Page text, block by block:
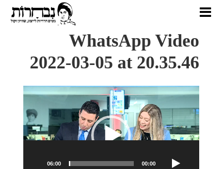
WhatsApp Video
2022-03-05 at 20.35.46
נגן
00:00
06:00